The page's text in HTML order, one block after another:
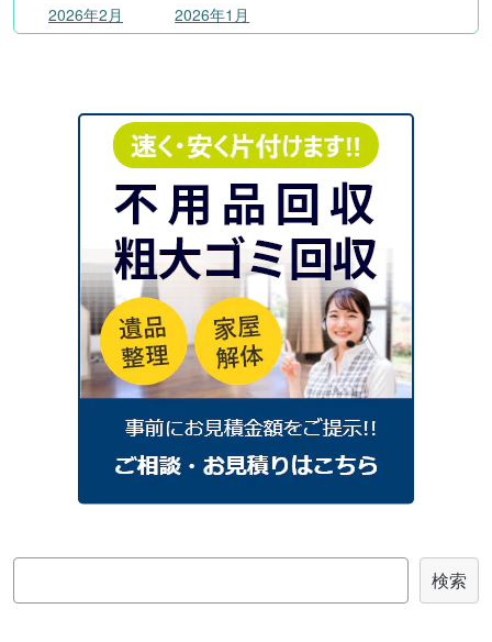
2026年2月
2026年1月
2025年9月
2025年8月
2025年7月
2025年6月
2025年5月
2025年4月
2025年3月
2025年2月 2025年1月
年
2024年12月 2024年11月
2024年10月
2024年9月
2024年8月
2024年7月
2024年6月
2024年4月
2024年3月
2024年2月
2024年1月
2023年7月 2023年4月
2023年3月
2023年2月
2023年1月
2022年
検
索
検索